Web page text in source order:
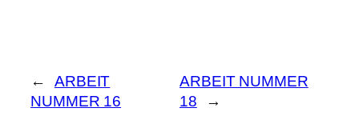
←
ARBEIT
NUMMER 16
ARBEIT NUMMER
18
→